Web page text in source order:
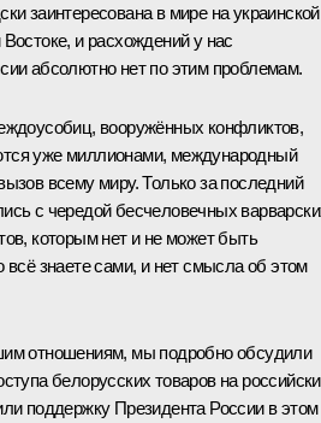
заинтересована в мире на украинской
и расхождений у нас
абсолютно нет по этим проблемам.
вооружённых конфликтов,
уже миллионами, международный
всему миру. Только за последний
с чередой бесчеловечных
которым нет и не может быть
всё знаете сами, и нет смысла об этом
отношениям, мы подробно обсудили
белорусских товаров на
поддержку Президента России в этом